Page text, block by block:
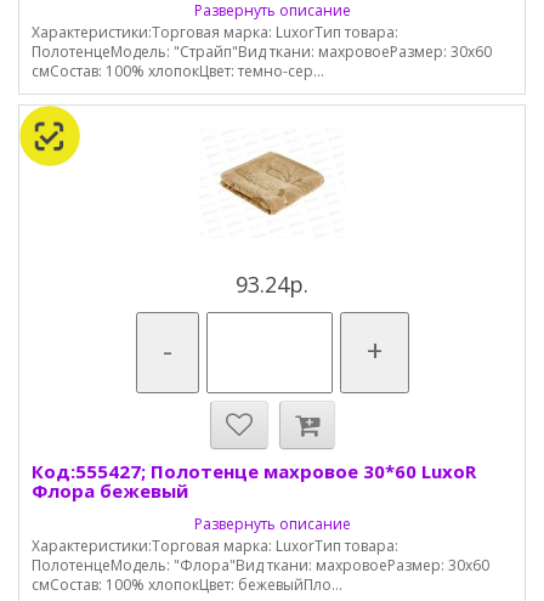
Развернуть описание
Характеристики:Торговая марка: LuxorТип товара:
ПолотенцеМодель: "Страйп"Вид ткани: махровоеРазмер: 30х60
смСостав: 100% хлопокЦвет: темно-сер...
93.24р.
- +
Код:555427; Полотенце махровое 30*60 LuxoR
Флора бежевый
Развернуть описание
Характеристики:Торговая марка: LuxorТип товара:
ПолотенцеМодель: "Флора"Вид ткани: махровоеРазмер: 30х60
смСостав: 100% хлопокЦвет: бежевыйПло...